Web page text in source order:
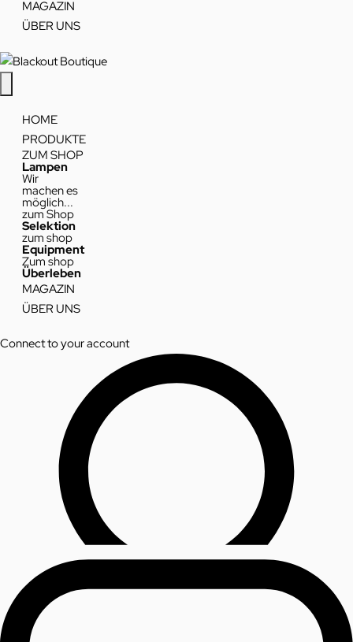
MAGAZIN
ÜBER UNS
HOME
PRODUKTE
ZUM SHOP
Lampen
Wir
machen es
möglich...
zum Shop
Selektion
zum shop
Equipment
Zum shop
Überleben
MAGAZIN
ÜBER UNS
Connect to your account